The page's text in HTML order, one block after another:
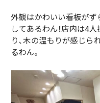
外観はかわいい看板がず
してあるわん！店内は4
り、木の温もりが感じら
るわん。